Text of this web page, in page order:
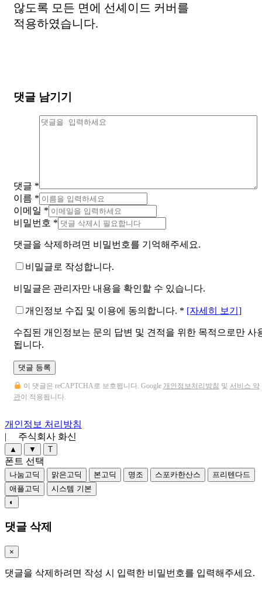
않도록 모든 면에 선셰이드 커버를
적용하였습니다.
댓글 남기기
댓글 *
이름 *
이메일 *
비밀번호 *
댓글을 삭제하려면 비밀번호를 기억해주세요.
비밀글로 작성합니다.
비밀글은 관리자만 내용을 확인할 수 있습니다.
개인정보 수집 및 이용에 동의합니다. * [자세히 보기]
수집된 개인정보는 문의 답변 및 견적을 위한 목적으로만 사
됩니다.
댓글 등록
이 댓글은 reCAPTCHA로 보호됩니다. Google 개인정보처리방침 및 서비스 약
관이 적용됩니다.
개인정보 처리방침
| 주식회사 화신
▲ ▼ T
폰트 선택
나눔고딕 맑은고딕 본고딕 명조 스포카한산스
프리텐다드
애플고딕
시스템 기본
◐
댓글 삭제
×
댓글을 삭제하려면 작성 시 입력한 비밀번호를 입력해주세요.